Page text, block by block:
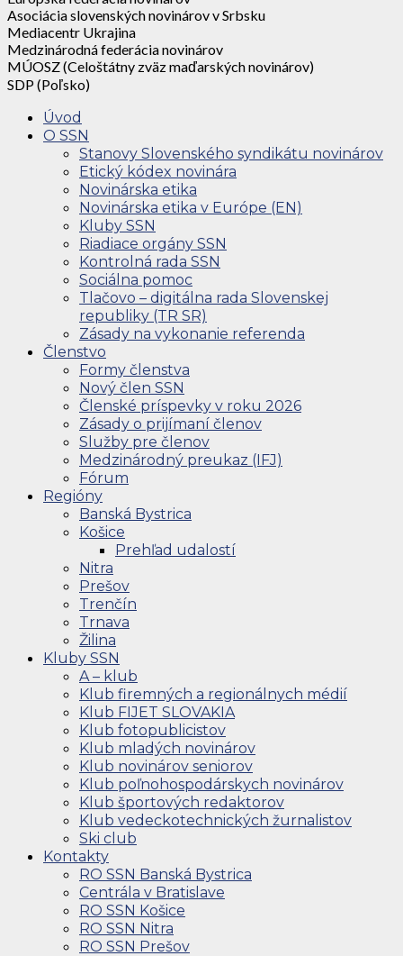
Asociácia slovenských novinárov v Srbsku
Mediacentr Ukrajina
Medzinárodná federácia novinárov
MÚOSZ (Celoštátny zväz maďarských novinárov)
SDP (Poľsko)
Úvod
O SSN
Stanovy Slovenského syndikátu novinárov
Etický kódex novinára
Novinárska etika
Novinárska etika v Európe (EN)
Kluby SSN
Riadiace orgány SSN
Kontrolná rada SSN
Sociálna pomoc
Tlačovo – digitálna rada Slovenskej
republiky (TR SR)
Zásady na vykonanie referenda
Členstvo
Formy členstva
Nový člen SSN
Členské príspevky v roku 2026
Zásady o prijímaní členov
Služby pre členov
Medzinárodný preukaz (IFJ)
Fórum
Regióny
Banská Bystrica
Košice
Prehľad udalostí
Nitra
Prešov
Trenčín
Trnava
Žilina
Kluby SSN
A – klub
Klub firemných a regionálnych médií
Klub FIJET SLOVAKIA
Klub fotopublicistov
Klub mladých novinárov
Klub novinárov seniorov
Klub poľnohospodárskych novinárov
Klub športových redaktorov
Klub vedeckotechnických žurnalistov
Ski club
Kontakty
RO SSN Banská Bystrica
Centrála v Bratislave
RO SSN Košice
RO SSN Nitra
RO SSN Prešov